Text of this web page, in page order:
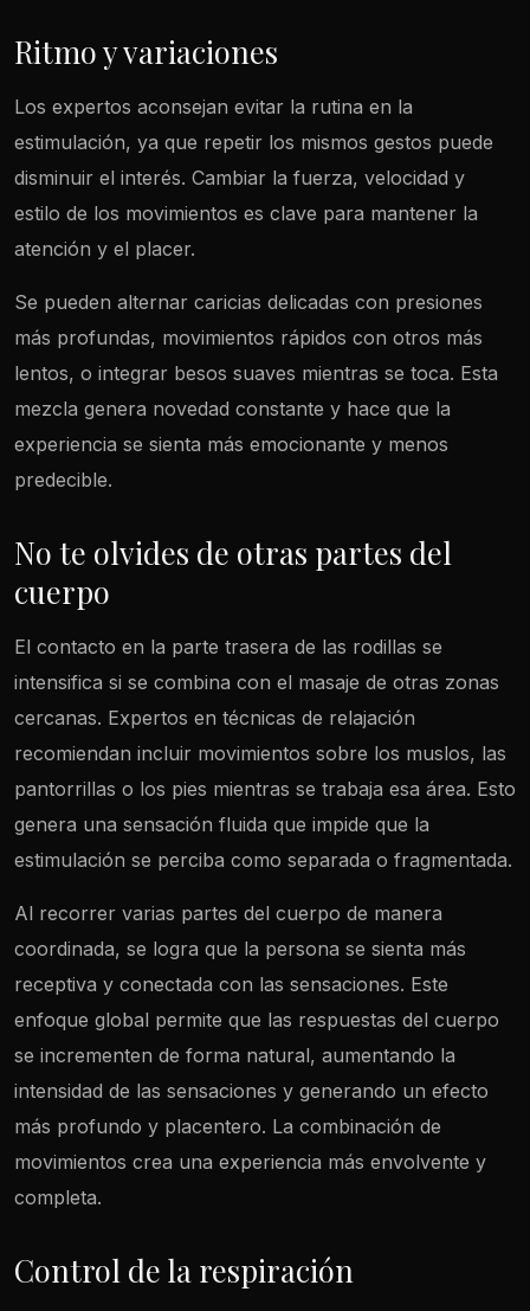
Ritmo y variaciones
Los expertos aconsejan evitar la rutina en la
estimulación, ya que repetir los mismos gestos puede
disminuir el interés. Cambiar la fuerza, velocidad y
estilo de los movimientos es clave para mantener la
atención y el placer.
Se pueden alternar caricias delicadas con presiones
más profundas, movimientos rápidos con otros más
lentos, o integrar besos suaves mientras se toca. Esta
mezcla genera novedad constante y hace que la
experiencia se sienta más emocionante y menos
predecible.
No te olvides de otras partes del
cuerpo
El contacto en la parte trasera de las rodillas se
intensifica si se combina con el masaje de otras zonas
cercanas. Expertos en técnicas de relajación
recomiendan incluir movimientos sobre los muslos, las
pantorrillas o los pies mientras se trabaja esa área. Esto
genera una sensación fluida que impide que la
estimulación se perciba como separada o fragmentada.
Al recorrer varias partes del cuerpo de manera
coordinada, se logra que la persona se sienta más
receptiva y conectada con las sensaciones. Este
enfoque global permite que las respuestas del cuerpo
se incrementen de forma natural, aumentando la
intensidad de las sensaciones y generando un efecto
más profundo y placentero. La combinación de
movimientos crea una experiencia más envolvente y
completa.
Control de la respiración